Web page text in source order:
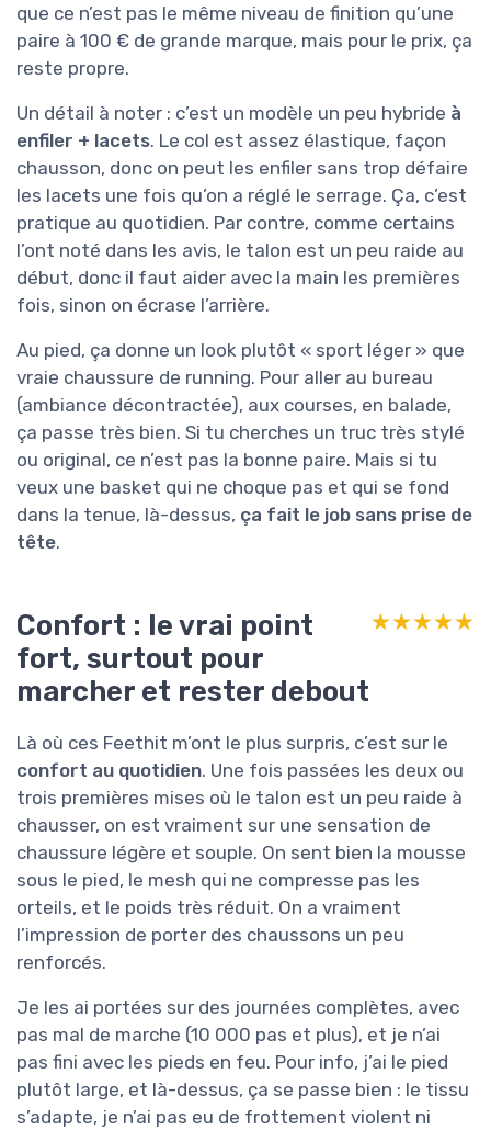
que ce n’est pas le même niveau de finition qu’une
paire à 100 € de grande marque, mais pour le prix, ça
reste propre.
Un détail à noter : c’est un modèle un peu hybride à
enfiler + lacets. Le col est assez élastique, façon
chausson, donc on peut les enfiler sans trop défaire
les lacets une fois qu’on a réglé le serrage. Ça, c’est
pratique au quotidien. Par contre, comme certains
l’ont noté dans les avis, le talon est un peu raide au
début, donc il faut aider avec la main les premières
fois, sinon on écrase l’arrière.
Au pied, ça donne un look plutôt « sport léger » que
vraie chaussure de running. Pour aller au bureau
(ambiance décontractée), aux courses, en balade,
ça passe très bien. Si tu cherches un truc très stylé
ou original, ce n’est pas la bonne paire. Mais si tu
veux une basket qui ne choque pas et qui se fond
dans la tenue, là-dessus, ça fait le job sans prise de
tête.
Confort : le vrai point
fort, surtout pour
marcher et rester debout
★★★★★
★★★★★
Là où ces Feethit m’ont le plus surpris, c’est sur le
confort au quotidien. Une fois passées les deux ou
trois premières mises où le talon est un peu raide à
chausser, on est vraiment sur une sensation de
chaussure légère et souple. On sent bien la mousse
sous le pied, le mesh qui ne compresse pas les
orteils, et le poids très réduit. On a vraiment
l’impression de porter des chaussons un peu
renforcés.
Je les ai portées sur des journées complètes, avec
pas mal de marche (10 000 pas et plus), et je n’ai
pas fini avec les pieds en feu. Pour info, j’ai le pied
plutôt large, et là-dessus, ça se passe bien : le tissu
s’adapte, je n’ai pas eu de frottement violent ni